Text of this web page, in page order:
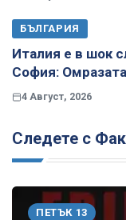
БЪЛГАРИЯ
Италия е в шок
София:
4 Август, 2026
Следете с
ПЕТЪК 13